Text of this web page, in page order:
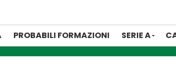
PROBABILI FORMAZIONI SERIE A